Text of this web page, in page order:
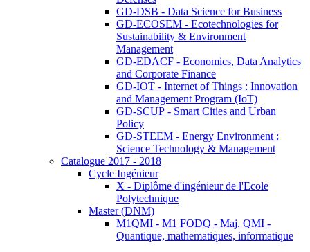
GD-DSB - Data Science for Business
GD-ECOSEM - Ecotechnologies for
Sustainability & Environment
Management
GD-EDACF - Economics, Data Analytics
and Corporate Finance
GD-IOT - Internet of Things : Innovation
and Management Program (IoT)
GD-SCUP - Smart Cities and Urban
Policy
GD-STEEM - Energy Environment :
Science Technology & Management
Catalogue 2017 - 2018
Cycle Ingénieur
X - Diplôme d'ingénieur de l'Ecole
Polytechnique
Master (DNM)
M1QMI - M1 FODQ - Maj. QMI -
Quantique, mathematiques, informatique